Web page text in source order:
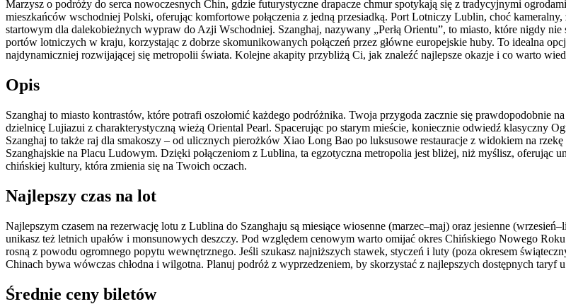
Marzysz o podróży do serca nowoczesnych Chin, gdzie futurystyczne drapacze chmur spotykają się z tradycyjnymi
mieszkańców wschodniej Polski, oferując komfortowe połączenia z jedną przesiadką. Port Lotniczy Lublin, choć
startowym dla dalekobieżnych wypraw do Azji Wschodniej. Szanghaj, nazywany „Perłą Orientu”, to miasto, które nigdy
portów lotniczych w kraju, korzystając z dobrze skomunikowanych połączeń przez główne europejskie huby. To idealna
najdynamiczniej rozwijającej się metropolii świata. Kolejne akapity przybliżą Ci, jak znaleźć najlepsze okazje i co warto
Opis
Szanghaj to miasto kontrastów, które potrafi oszołomić każdego podróżnika. Twoja przygoda zacznie się prawdopodobnie
dzielnicę Lujiazui z charakterystyczną wieżą Oriental Pearl. Spacerując po starym mieście, koniecznie odwiedź klasyczny
Szanghaj to także raj dla smakoszy – od ulicznych pierożków Xiao Long Bao po luksusowe restauracje z widokiem na
Szanghajskie na Placu Ludowym. Dzięki połączeniom z Lublina, ta egzotyczna metropolia jest bliżej, niż myślisz, oferując
chińskiej kultury, która zmienia się na Twoich oczach.
Najlepszy czas na lot
Najlepszym czasem na rezerwację lotu z Lublina do Szanghaju są miesiące wiosenne (marzec–maj) oraz jesienne
unikasz też letnich upałów i monsunowych deszczy. Pod względem cenowym warto omijać okres Chińskiego Nowego
rosną z powodu ogromnego popytu wewnętrznego. Jeśli szukasz najniższych stawek, styczeń i luty (poza okresem
Chinach bywa wówczas chłodna i wilgotna. Planuj podróż z wyprzedzeniem, by skorzystać z najlepszych dostępnych taryf
Średnie ceny biletów